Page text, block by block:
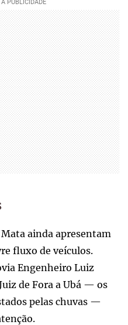
ainda apresentam
fluxo de veículos.
Engenheiro Luiz
de Fora a Ubá — os
pelas chuvas —